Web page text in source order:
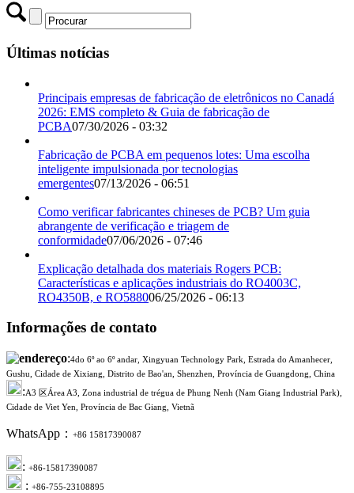
Últimas notícias
Principais empresas de fabricação de eletrônicos no Canadá
2026: EMS completo & Guia de fabricação de
PCBA07/30/2026 - 03:32
Fabricação de PCBA em pequenos lotes: Uma escolha
inteligente impulsionada por tecnologias
emergentes07/13/2026 - 06:51
Como verificar fabricantes chineses de PCB? Um guia
abrangente de verificação e triagem de
conformidade07/06/2026 - 07:46
Explicação detalhada dos materiais Rogers PCB:
Características e aplicações industriais do RO4003C,
RO4350B, e RO588006/25/2026 - 06:13
Informações de contato
:4do 6º ao 6º andar, Xingyuan Technology Park, Estrada do Amanhecer,
Gushu, Cidade de Xixiang, Distrito de Bao'an, Shenzhen, Província de Guangdong, China
:A3 区Área A3, Zona industrial de trégua de Phung Nenh (Nam Giang Industrial Park),
Cidade de Viet Yen, Província de Bac Giang, Vietnã
WhatsApp： +86 15817390087
: +86-15817390087
: +86-755-23108895